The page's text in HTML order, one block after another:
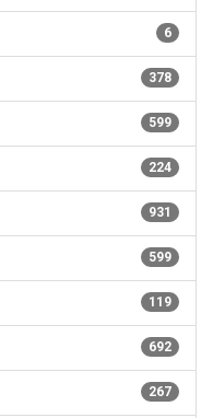
6
378
599
224
931
599
119
692
267